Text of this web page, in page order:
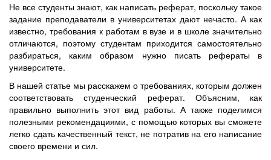
Не все студенты знают, как написать реферат, поскольку такое
задание преподаватели в университетах дают нечасто. А как
известно, требования к работам в вузе и в школе значительно
отличаются, поэтому студентам приходится самостоятельно
разбираться, каким образом нужно писать рефераты в
университете.
В нашей статье мы расскажем о требованиях, которым должен
соответствовать студенческий реферат. Объясним, как
правильно выполнить этот вид работы. А также поделимся
полезными рекомендациями, с помощью которых вы сможете
легко сдать качественный текст, не потратив на его написание
своего времени и сил.